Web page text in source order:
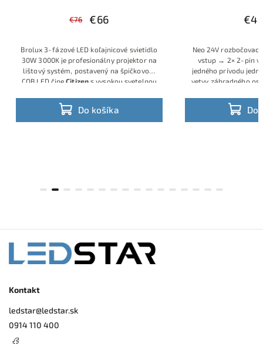
€76 €66
Do košíka
Brolux 3‑fázové LED koľajnicové svietidlo
30W 3000K je profesionálny projektor na
lištový systém, postavený na špičkovom
COB LED čipeCitizens vysokou svetelnou
. Svietidlo je určené pre 3‑fázové
lišty, takže ho môžete zapojiť do jednej z
troch samostatných skupín svetiel a
Do
Neo 24V
vstup → 2× 2‑pin
jedného prívodu
vetvy záhradného
je plne
komponentmi
množstvo
Kontakt
ledstar@ledstar.sk
0914 110 400